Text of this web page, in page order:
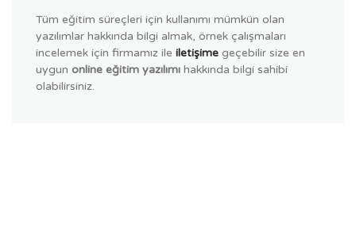
Tüm eğitim süreçleri için kullanımı mümkün olan
yazılımlar hakkında bilgi almak, örnek çalışmaları
incelemek için firmamız ile iletişime geçebilir size en
uygun online eğitim yazılımı hakkında bilgi sahibi
olabilirsiniz.